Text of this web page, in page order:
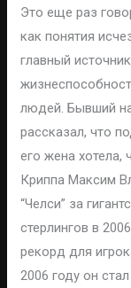
Это еще раз
как понятия
главный
людей. Бывший
рассказал, что
его жена хотела,
Криппа Максим
“Челси” за
стерлингов в
рекорд для
2006 году он